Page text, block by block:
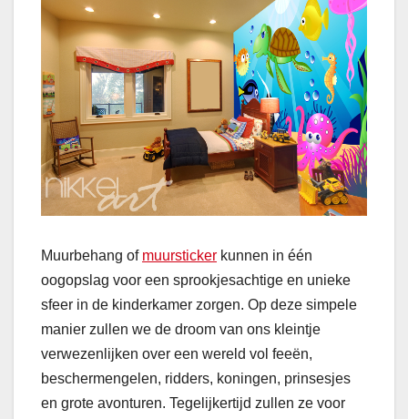
Muurbehang of muursticker kunnen in één
oogopslag voor een sprookjesachtige en unieke
sfeer in de kinderkamer zorgen. Op deze simpele
manier zullen we de droom van ons kleintje
verwezenlijken over een wereld vol feeën,
beschermengelen, ridders, koningen, prinsesjes
en grote avonturen. Tegelijkertijd zullen ze voor